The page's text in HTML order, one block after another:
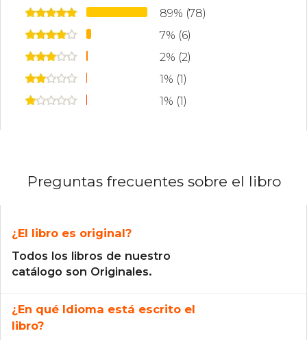
89% (78)
7% (6)
2% (2)
1% (1)
1% (1)
Preguntas frecuentes sobre el libro
¿El libro es original?
Todos los libros de nuestro
catálogo son Originales.
¿En qué Idioma está escrito el
libro?